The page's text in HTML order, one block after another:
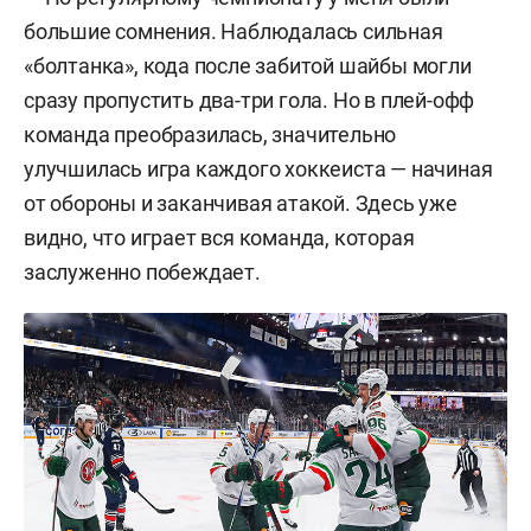
большие сомнения. Наблюдалась сильная
«болтанка», кода после забитой шайбы могли
сразу пропустить два-три гола. Но в плей-офф
команда преобразилась, значительно
улучшилась игра каждого хоккеиста — начиная
от обороны и заканчивая атакой. Здесь уже
видно, что играет вся команда, которая
заслуженно побеждает.